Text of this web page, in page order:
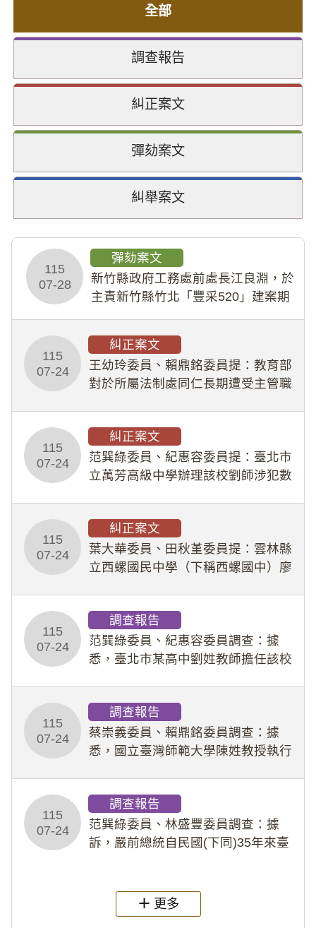
全部
調查報告
糾正案文
彈劾案文
糾舉案文
115
07-28
彈劾案文
新竹縣政府工務處前處長江良淵，於
主責新竹縣竹北「豐采520」建案期
幣1,483萬餘元，並長期收受建商餽
贈；復罔顧公共安全，圖利默許建商
於停工期間
115
07-24
糾正案文
王幼玲委員、賴鼎銘委員提：教育部
對於所屬法制處同仁長期遭受主管職
人員保障法」及「職業安全衛生法」
所定維護公務人員
115
07-24
糾正案文
范巽綠委員、紀惠容委員提：臺北市
立萬芳高級中學辦理該校劉師涉犯數
業把關與糾錯功能，不僅首份調查報
告漏未審酌師生不
115
07-24
糾正案文
葉大華委員、田秋堇委員提：雲林縣
立西螺國民中學（下稱西螺國中）廖
教羽球隊學生等行為，歷經該校校園
事件處理會議（下
115
07-24
調查報告
范巽綠委員、紀惠容委員調查：據
悉，臺北市某高中劉姓教師擔任該校
行拍攝特定樣態性影像並以手機傳送
劉師。該生因畏懼成
115
07-24
調查報告
蔡崇義委員、賴鼎銘委員調查：據
悉，國立臺灣師範大學陳姓教授執行
術倫理等情案調查報告。(115教調
31)
115
07-24
調查報告
范巽綠委員、林盛豐委員調查：據
訴，嚴前總統自民國(下同)35年來臺
過世後，總統府於89年間函請其家屬
繼續留住
更多